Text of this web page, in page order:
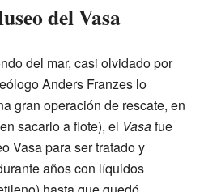
del Vasa
del mar, casi olvidado por
Anders Franzes lo
gran operación de rescate, en
sacarlo a flote), el Vasafue
Vasa para ser tratado y
años con líquidos